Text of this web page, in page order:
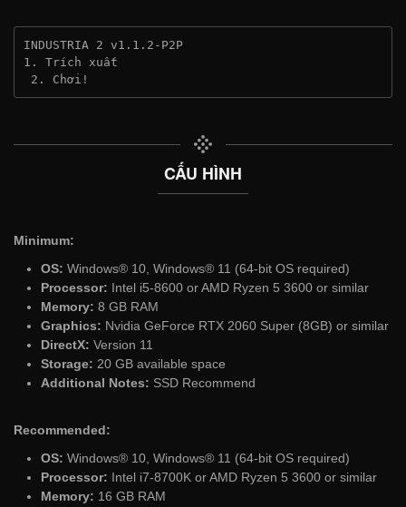
INDUSTRIA 2 v1.1.2-P2P
1. Trích xuất
2. Chơi!
CẤU HÌNH
Minimum:
OS: Windows® 10, Windows® 11 (64-bit OS required)
Processor: Intel i5-8600 or AMD Ryzen 5 3600 or similar
Memory: 8 GB RAM
Graphics: Nvidia GeForce RTX 2060 Super (8GB) or similar
DirectX: Version 11
Storage: 20 GB available space
Additional Notes: SSD Recommend
Recommended:
OS: Windows® 10, Windows® 11 (64-bit OS required)
Processor: Intel i7-8700K or AMD Ryzen 5 3600 or similar
Memory: 16 GB RAM